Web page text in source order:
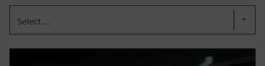
Select...